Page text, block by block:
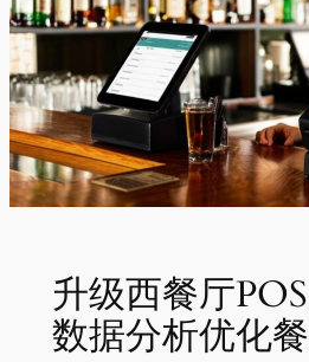
升级西餐厅
数据分析优化